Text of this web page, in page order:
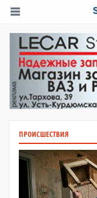
ПРОИСШЕСТВИЯ